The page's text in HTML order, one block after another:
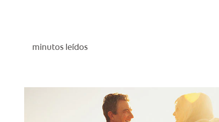
minutos leídos